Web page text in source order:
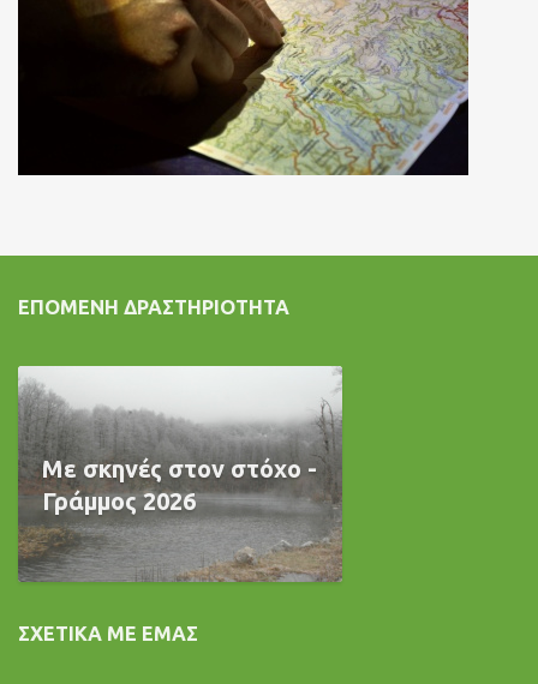
ΕΠΌΜΕΝΗ ΔΡΑΣΤΗΡΙΌΤΗΤΑ
Με σκηνές στον στόχο -
Γράμμος 2026
ΣΧΕΤΙΚΆ ΜΕ ΕΜΆΣ